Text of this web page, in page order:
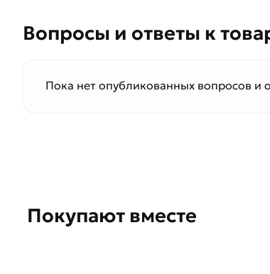
Вопросы и ответы к
Пока нет опубликованных вопросов и
Покупают вместе